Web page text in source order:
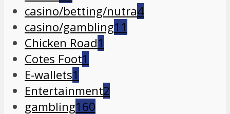
casino/betting/nutra4
casino/gambling11
Chicken Road1
Cotes Foot1
E-wallets1
Entertainment2
gambling160